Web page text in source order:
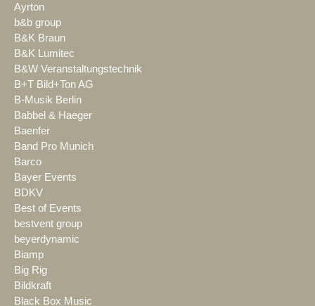
Ayrton
b&b group
B&K Braun
B&K Lumitec
B&W Veranstaltungstechnik
B+T Bild+Ton AG
B-Musik Berlin
Babbel & Haeger
Baenfer
Band Pro Munich
Barco
Bayer Events
BDKV
Best of Events
bestvent group
beyerdynamic
Biamp
Big Rig
Bildkraft
Black Box Music